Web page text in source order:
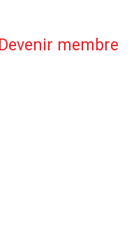
Devenir membre